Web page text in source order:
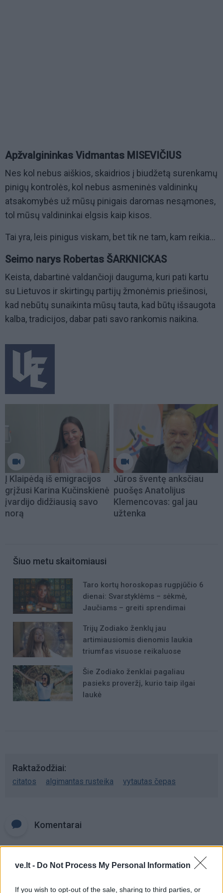
ve.lt - Do Not Process My Personal Information
If you wish to opt-out of the sale, sharing to third parties, or
Apžvalgininkas Vidmantas MISEVIČIUS
Nes kol nebus aiškios, skaidrios į biudžetą surenkamų
pinigų kontrolės, kol nebus asmeninės valdininkų
atsakomybės už mūsų pinigais daromas nesąmones,
tol mūsų valdininkai elgsis kaip kisos.
Tai yra, leis pinigus viskam, bet tik ne tam, kam reikia...
Seimo narys Robertas ŠARKNICKAS
Keista, dabartinė valdančioji dauguma, kuri pati kartu
su Lietuvos ir skirtingų partijų žmonėmis priešinosi,
kad nebūtų sunaikinta mūsų tauta, kad būtų išsaugota
kalba, tradicijos, dabar pati savo rankomis naikina.
Į Klaipėdą iš emigracijos
grįžusi Karina Kučinskienė
įvardijo didžiausią savo
norą
Jūros šventę anksčiau
puošęs Anatolijus
Klemencovas: gal jau
užtenka
Šiuo metu skaitomiausi
Taro kortų horoskopas rugpjūčio 6
dienai: Svarstyklėms – sėkmė,
Jaučiams – greiti sprendimai
Trijų Zodiako ženklų jau
artimiausiomis dienomis laukia
triumfas visuose reikaluose
Šie Zodiako ženklai pagaliau
pasieks proveržį, kurio taip ilgai
laukė
Raktažodžiai
citatos algimantas rusteika vytautas čepas
Komentarai
Rašyti komentarą
Jūsų vardas